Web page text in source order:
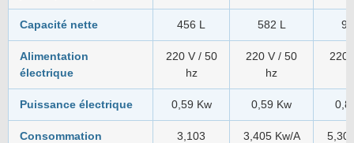
Capacité nette 456 L 582 L
Alimentation
électrique
220 V / 50
hz
220 V / 50
hz
220
Puissance électrique 0,59 Kw 0,59 Kw
Consommation
3,103
3,405 Kw/A